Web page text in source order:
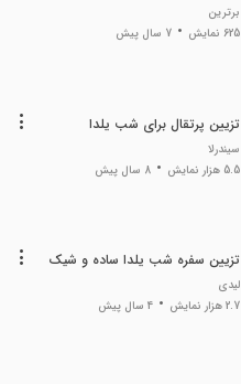
برترین
625 نمایش
7 سال پیش
تزیین پرتقال برای شب یلدا
سیندرلا
5.5 هزار نمایش
8 سال پیش
تزیین سفره شب یلدا ساده و شیک
لیدی
2.7 هزار نمایش
4 سال پیش